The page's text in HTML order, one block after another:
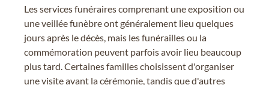
Les services funéraires comprenant une exposition ou
une veillée funèbre ont généralement lieu quelques
jours après le décès, mais les funérailles ou la
commémoration peuvent parfois avoir lieu beaucoup
plus tard. Certaines familles choisissent d'organiser
une visite avant la cérémonie, tandis que d'autres